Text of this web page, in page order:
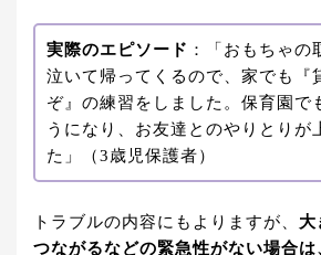
実際のエピソード ：「おもちゃの
泣いて帰ってくるので、家でも『
ぞ』の練習をしました。保育園で
うになり、お友達とのやりとりが
た」（3歳児保護者）
トラブルの内容にもよりますが、 大
つながるなどの緊急性がない場合